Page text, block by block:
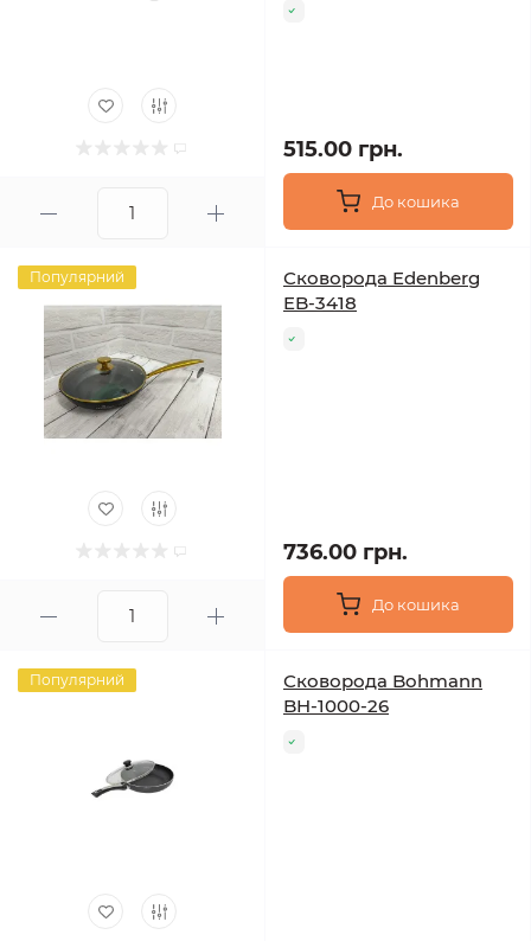
515.00 грн.
До кошика
Популярний
Сковорода Edenberg
EB-3418
736.00 грн.
До кошика
Популярний
Сковорода Bohmann
BH-1000-26